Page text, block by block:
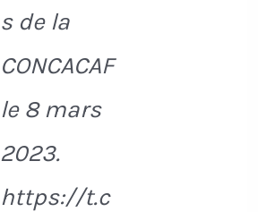
s de la
CONCACAF
le 8 mars
2023.
https://t.c